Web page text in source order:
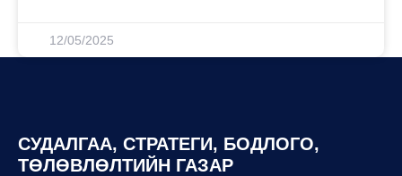
12/05/2025
СУДАЛГАА, СТРАТЕГИ, БОДЛОГО,
ТӨЛӨВЛӨЛТИЙН ГАЗАР